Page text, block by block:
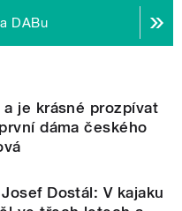
DABu
je krásné prozpívat
dáma českého
Dostál: V kajaku